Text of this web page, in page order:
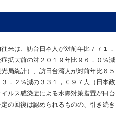
来は、訪台日本人が対前年比７７１．
拡大前の対２０１９年比９６．０％減
局統計）、訪日台湾人が対前年比６５
．２％減の３３１，０９７人（日本政
ルス感染症による水際対策措置が日台
の回復は認められるものの、引き続き